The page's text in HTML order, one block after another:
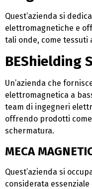
Quest’azienda si
elettromagnetiche e
tali onde, come
BEShielding
Un’azienda che
elettromagnetica a
team di ingegneri
offrendo prodotti
schermatura​​.
MECA
Quest’azienda si
considerata